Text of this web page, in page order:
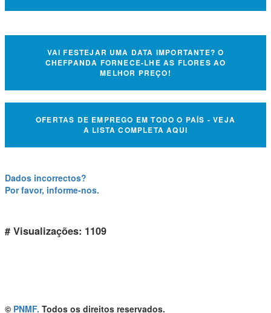
VAI FESTEJAR UMA DATA IMPORTANTE? O
CHEFPANDA FORNECE-LHE AS FLORES AO
MELHOR PREÇO!
OFERTAS DE EMPREGO EM TODO O PAÍS - VEJA
A LISTA COMPLETA AQUI
Dados incorrectos?
Por favor, informe-nos.
# Visualizações: 1109
© PNMF. Todos os direitos reservados.